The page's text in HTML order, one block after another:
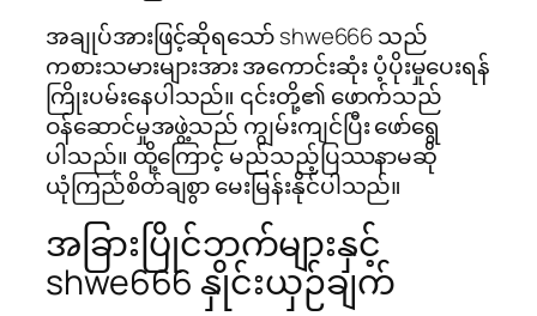
အချုပ်အားဖြင့်ဆိုရသော် shwe666 သည်
ကစားသမားများအား အကောင်းဆုံး ပံ့ပိုးမှုပေးရန်
ကြိုးပမ်းနေပါသည်။ ၎င်းတို့၏ ဖောက်သည်
ဝန်ဆောင်မှုအဖွဲ့သည် ကျွမ်းကျင်ပြီး ဖော်ရွေ
ပါသည်။ ထို့ကြောင့် မည်သည့်ပြဿနာမဆို
ယုံကြည်စိတ်ချစွာ မေးမြန်းနိုင်ပါသည်။
အခြားပြိုင်ဘက်များနှင့်
shwe666 နှိုင်းယှဉ်ချက်